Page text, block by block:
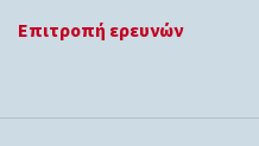
Επιτροπή ερευνών